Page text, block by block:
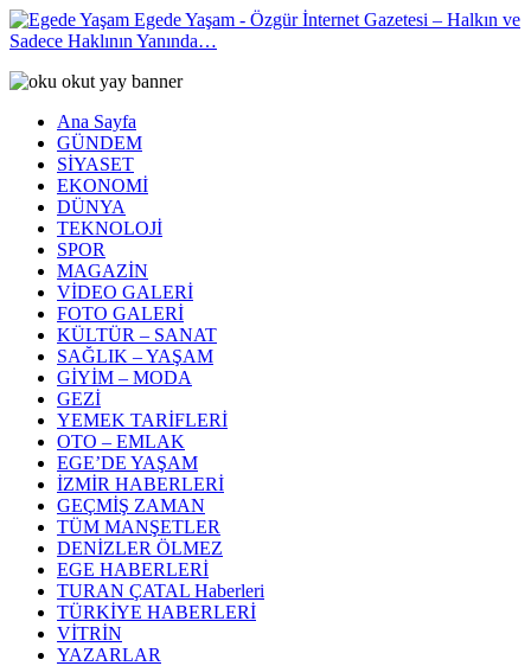
Egede Yaşam - Özgür İnternet Gazetesi – Halkın ve
Sadece Haklının Yanında…
Ana Sayfa
GÜNDEM
SİYASET
EKONOMİ
DÜNYA
TEKNOLOJİ
SPOR
MAGAZİN
VİDEO GALERİ
FOTO GALERİ
KÜLTÜR – SANAT
SAĞLIK – YAŞAM
GİYİM – MODA
GEZİ
YEMEK TARİFLERİ
OTO – EMLAK
EGE’DE YAŞAM
İZMİR HABERLERİ
GEÇMİŞ ZAMAN
TÜM MANŞETLER
DENİZLER ÖLMEZ
EGE HABERLERİ
TURAN ÇATAL Haberleri
TÜRKİYE HABERLERİ
VİTRİN
YAZARLAR